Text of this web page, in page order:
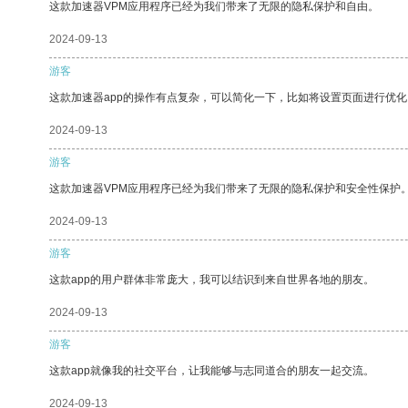
这款加速器VPM应用程序已经为我们带来了无限的隐私保护和自由。
2024-09-13
游客
这款加速器app的操作有点复杂，可以简化一下，比如将设置页面进行优
2024-09-13
游客
这款加速器VPM应用程序已经为我们带来了无限的隐私保护和安全性保护
2024-09-13
游客
这款app的用户群体非常庞大，我可以结识到来自世界各地的朋友。
2024-09-13
游客
这款app就像我的社交平台，让我能够与志同道合的朋友一起交流。
2024-09-13